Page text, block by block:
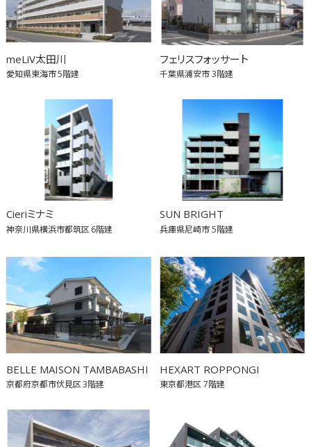
meLiV太田川
愛知県東海市5階建
フェリスフォッサート
千葉県浦安市3階建
Cieriミナミ
神奈川県横浜市都筑区6階建
SUN BRIGHT
兵庫県尼崎市5階建
BELLE MAISON TAMBABASHI
京都府京都市伏見区3階建
HEXART ROPPONGI
東京都港区7階建